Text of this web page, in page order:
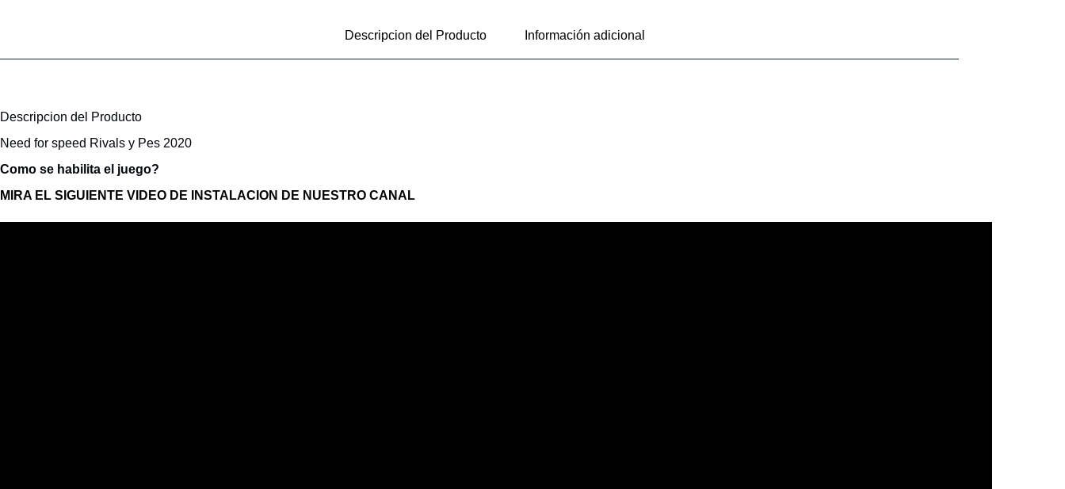
Descripcion del Producto Información adicional
Descripcion del Producto
Need for speed Rivals y Pes 2020
Como se habilita el juego?
MIRA EL SIGUIENTE VIDEO DE INSTALACION DE NUESTRO CANAL